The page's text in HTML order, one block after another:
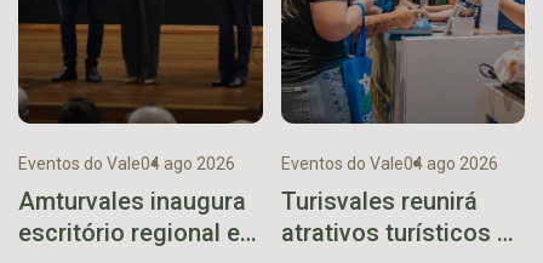
Eventos do Vale04 ago 2026
Amturvales inaugura
escritório regional em
Eventos do Vale04 ago 2026
Turisvales reunirá
atrativos turísticos de